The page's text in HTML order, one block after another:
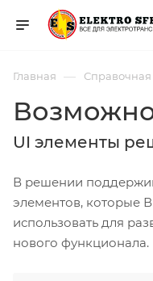
Главная —
UI элементы
В решении
элементов, которые
использовать для
нового функционала.